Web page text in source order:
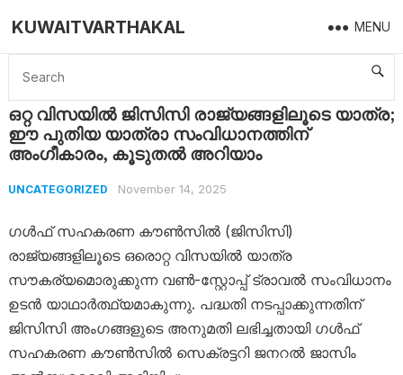
KUWAITVARTHAKAL MENU
Home Uncategorized ഒറ്റ വിസയിൽ ജിസിസി രാജ്യങ്ങളിലൂടെ യാത്ര; ഈ പുതിയ യാത്രാ സംവിധാനത്തിന് അംഗീകാരം, കൂടുതൽ അറിയാം
ഒറ്റ വിസയിൽ ജിസിസി രാജ്യങ്ങളിലൂടെ യാത്ര;
ഈ പുതിയ യാത്രാ സംവിധാനത്തിന്
അംഗീകാരം, കൂടുതൽ അറിയാം
UNCATEGORIZED November 14, 2025
ഗൾഫ് സഹകരണ കൗൺസിൽ (ജിസിസി)
രാജ്യങ്ങളിലൂടെ ഒരൊറ്റ വിസയിൽ യാത്ര
സൗകര്യമൊരുക്കുന്ന വൺ-സ്റ്റോപ്പ് ട്രാവൽ സംവിധാനം
ഉടൻ യാഥാർത്ഥ്യമാകുന്നു. പദ്ധതി നടപ്പാക്കുന്നതിന്
ജിസിസി അംഗങ്ങളുടെ അനുമതി ലഭിച്ചതായി ഗൾഫ്
സഹകരണ കൗൺസിൽ സെക്രട്ടറി ജനറൽ ജാസിം